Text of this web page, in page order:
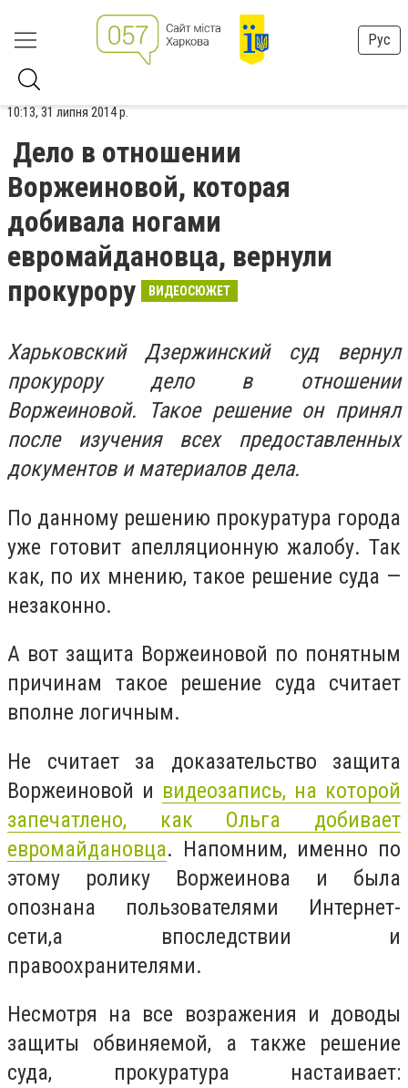
Рус
10:13, 31 липня 2014 р.
Дело в отношении
Воржеиновой, которая
добивала ногами
евромайдановца, вернули
прокурору
ВИДЕОСЮЖЕТ
Харьковский Дзержинский суд вернул
прокурору дело в отношении
Воржеиновой. Такое решение он принял
после изучения всех предоставленных
документов и материалов дела.
По данному решению прокуратура города
уже готовит апелляционную жалобу. Так
как, по их мнению, такое решение суда —
незаконно.
А вот защита Воржеиновой по понятным
причинам такое решение суда считает
вполне логичным.
Не считает за доказательство защита
Воржеиновой и видеозапись, на которой
запечатлено, как Ольга добивает
евромайдановца. Напомним, именно по
этому ролику Воржеинова и была
опознана пользователями Интернет-
сети,а впоследствии и
правоохранителями.
Несмотря на все возражения и доводы
защиты обвиняемой, а также решение
суда, прокуратура настаивает: